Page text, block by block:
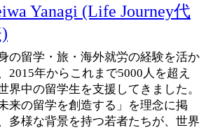
Yanagi (Life Journey代
の留学・旅・海外就労の経験を活か
2015年からこれまで5000人を超え
界中の留学生を支援してきました。
未来の留学を創造する」を理念に掲
多様な背景を持つ若者たちが、世界